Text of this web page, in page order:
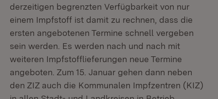
derzeitigen begrenzten Verfügbarkeit von nur
einem Impfstoff ist damit zu rechnen, dass die
ersten angebotenen Termine schnell vergeben
sein werden. Es werden nach und nach mit
weiteren Impfstofflieferungen neue Termine
angeboten. Zum 15. Januar gehen dann neben
den ZIZ auch die Kommunalen Impfzentren (KIZ)